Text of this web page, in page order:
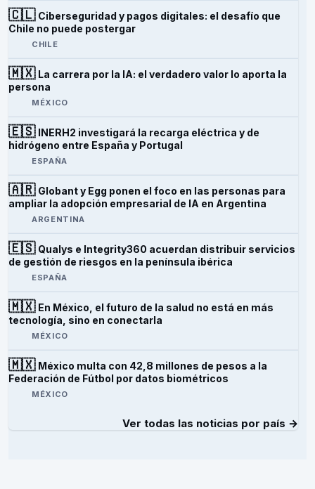
🇨🇱 Ciberseguridad y pagos digitales: el desafío que
Chile no puede postergar
CHILE
🇲🇽 La carrera por la IA: el verdadero valor lo aporta la
persona
MÉXICO
🇪🇸 INERH2 investigará la recarga eléctrica y de
hidrógeno entre España y Portugal
ESPAÑA
🇦🇷 Globant y Egg ponen el foco en las personas para
ampliar la adopción empresarial de IA en Argentina
ARGENTINA
🇪🇸 Qualys e Integrity360 acuerdan distribuir servicios
de gestión de riesgos en la península ibérica
ESPAÑA
🇲🇽 En México, el futuro de la salud no está en más
tecnología, sino en conectarla
MÉXICO
🇲🇽 México multa con 42,8 millones de pesos a la
Federación de Fútbol por datos biométricos
MÉXICO
Ver todas las noticias por país →